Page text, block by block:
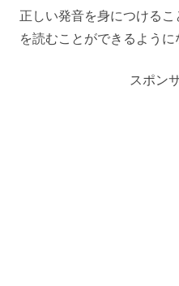
正しい発音を身につける
を読むことができるように
スポン